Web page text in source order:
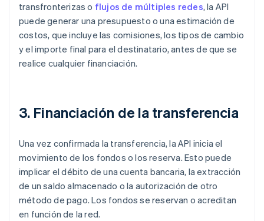
transfronterizas o flujos de múltiples redes, la API
puede generar una presupuesto o una estimación de
costos, que incluye las comisiones, los tipos de cambio
y el importe final para el destinatario, antes de que se
realice cualquier financiación.
3. Financiación de la transferencia
Una vez confirmada la transferencia, la API inicia el
movimiento de los fondos o los reserva. Esto puede
implicar el débito de una cuenta bancaria, la extracción
de un saldo almacenado o la autorización de otro
método de pago. Los fondos se reservan o acreditan
en función de la red.